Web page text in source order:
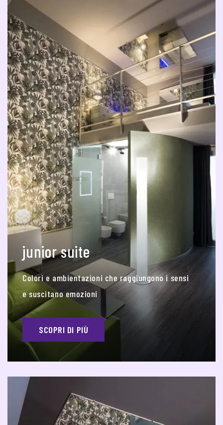
junior suite
Colori e ambientazioni che raggiungono i sensi
e suscitano emozioni
SCOPRI DI PIÙ